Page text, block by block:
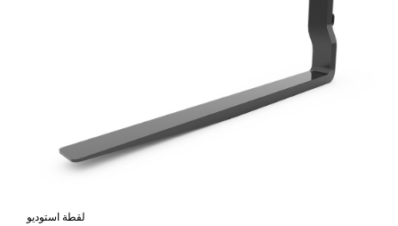
لقطة استوديو